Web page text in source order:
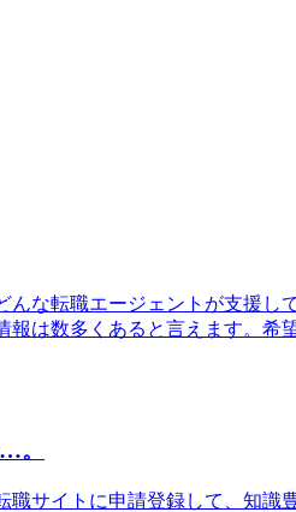
な転職エージェントが支援し
は数多くあると言えます。希
。
サイトに申請登録して、知識